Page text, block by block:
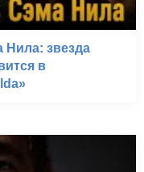
Нила: звезда
в